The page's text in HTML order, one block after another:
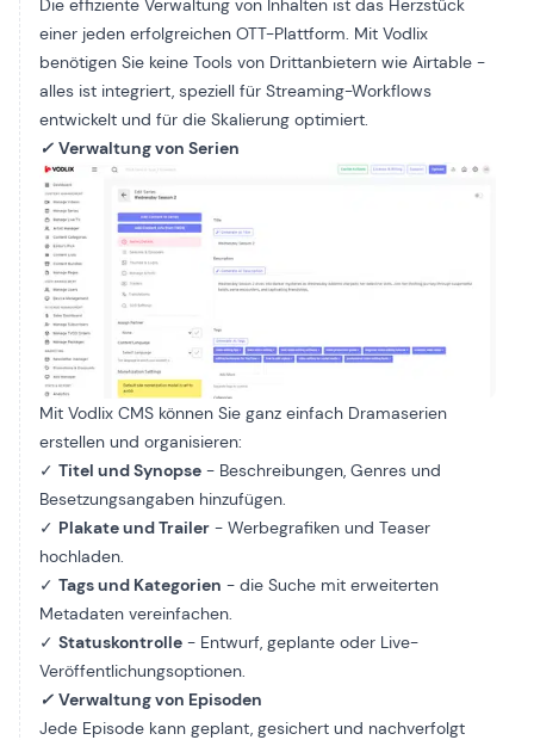
Die effiziente Verwaltung von Inhalten ist das Herzstück
einer jeden erfolgreichen OTT-Plattform. Mit Vodlix
benötigen Sie keine Tools von Drittanbietern wie Airtable -
alles ist integriert, speziell für Streaming-Workflows
entwickelt und für die Skalierung optimiert.
✓ Verwaltung von Serien
Mit Vodlix CMS können Sie ganz einfach Dramaserien
erstellen und organisieren:
✓ Titel und Synopse - Beschreibungen, Genres und
Besetzungsangaben hinzufügen.
✓ Plakate und Trailer - Werbegrafiken und Teaser
hochladen.
✓ Tags und Kategorien - die Suche mit erweiterten
Metadaten vereinfachen.
✓ Statuskontrolle - Entwurf, geplante oder Live-
Veröffentlichungsoptionen.
✓ Verwaltung von Episoden
Jede Episode kann geplant, gesichert und nachverfolgt